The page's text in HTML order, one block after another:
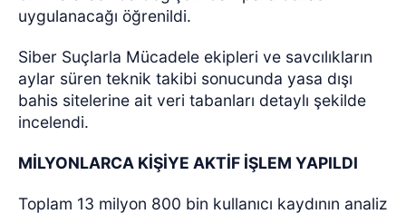
uygulanacağı öğrenildi.
Siber Suçlarla Mücadele ekipleri ve savcılıkların
aylar süren teknik takibi sonucunda yasa dışı
bahis sitelerine ait veri tabanları detaylı şekilde
incelendi.
MİLYONLARCA KİŞİYE AKTİF İŞLEM YAPILDI
Toplam 13 milyon 800 bin kullanıcı kaydının analiz